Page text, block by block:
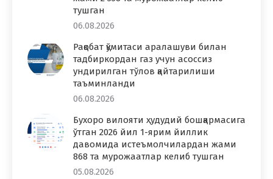
тушган
06.08.2026
Рақобат қўмитаси аралашуви билан
тадбиркордан газ учун асоссиз
ундирилган тўлов қайтарилиши
таъминланди
06.08.2026
Бухоро вилояти ҳудудий бошқармасига
ўтган 2026 йил 1-ярим йиллик
давомида истеъмолчилардан жами
868 та мурожаатлар келиб тушган
05.08.2026